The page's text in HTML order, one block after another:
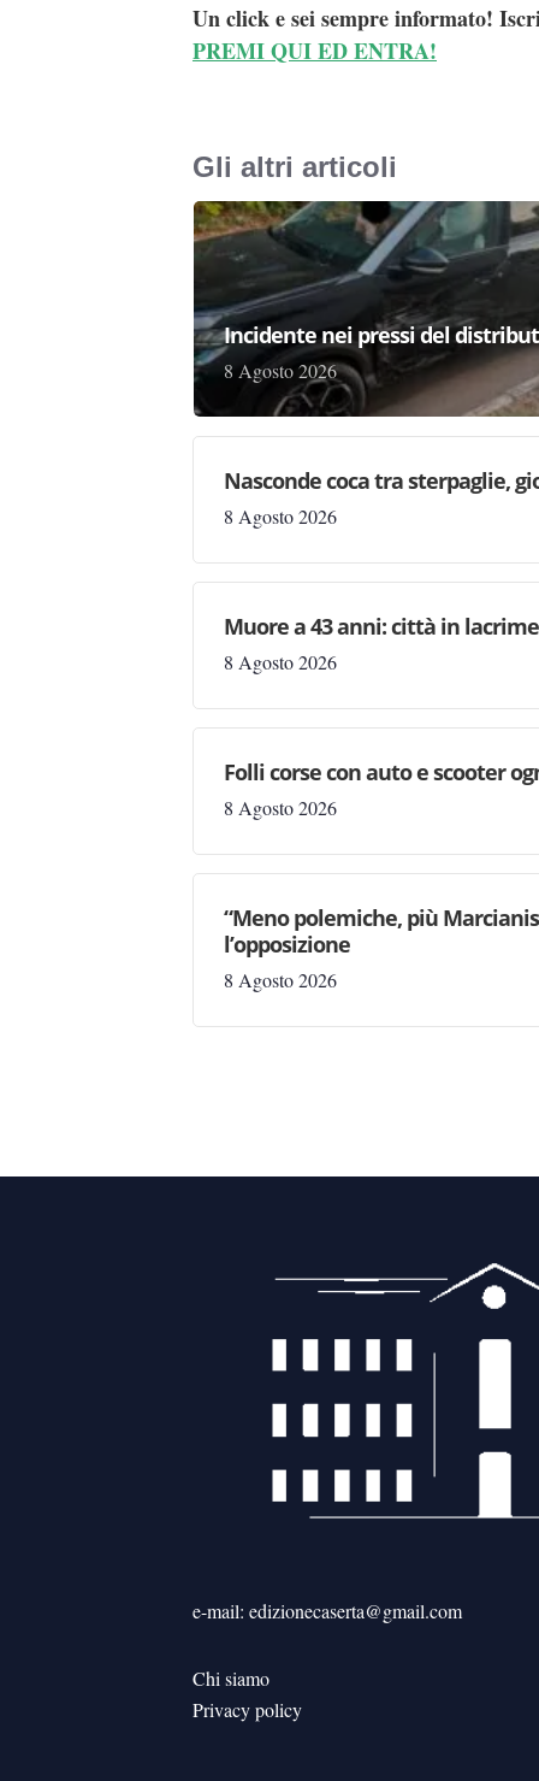
Un click e sei sempre informato!
PREMI QUI ED ENTRA!
Gli altri articoli
Incidente nei pressi del
8 Agosto 2026
Nasconde coca tra sterpaglie,
8 Agosto 2026
Muore a 43 anni: città in
8 Agosto 2026
Folli corse con auto e scooter
8 Agosto 2026
“Meno polemiche, più
l’opposizione
8 Agosto 2026
e-mail: edizionecaserta@gmail.com
Chi siamo
Privacy policy